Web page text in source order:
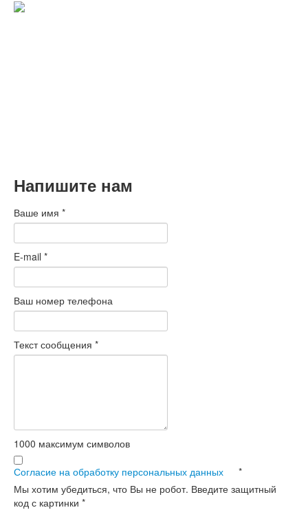
Напишите нам
Ваше имя *
E-mail *
Ваш номер телефона
Текст сообщения *
1000 максимум символов
Согласие на обработку персональных данных
*
Мы хотим убедиться, что Вы не робот. Введите защитный
код с картинки *